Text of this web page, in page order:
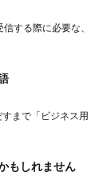
する際に必要な、
まで「ビジネス用
もしれません